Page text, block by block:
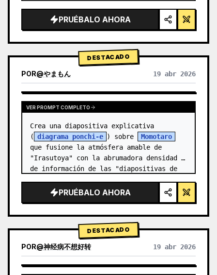
detalles brillantes",
  "background": "{argument
PRUÉBALO AHORA
DESTACADO
POR@やまもん 19 abr 2026
VER RESULTADOS DE OTROS MODELOS
VER PROMPT COMPLETO
Crea una diapositiva explicativa
( diagrama ponchi-e ) sobre
Momotaro
que fusione la atmósfera amable de
"Irasutoya" con la abrumadora densidad
de información de las "diapositivas de
PRUÉBALO AHORA
DESTACADO
POR@神经病不想好转 19 abr 2026